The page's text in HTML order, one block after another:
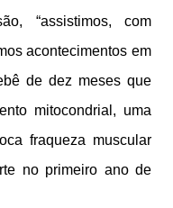
“assistimos, com
acontecimentos em
de dez meses que
mitocondrial, uma
fraqueza muscular
no primeiro ano de